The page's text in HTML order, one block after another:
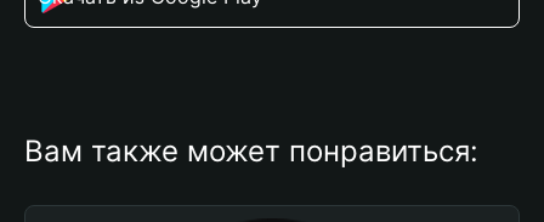
Вам также может понравиться: